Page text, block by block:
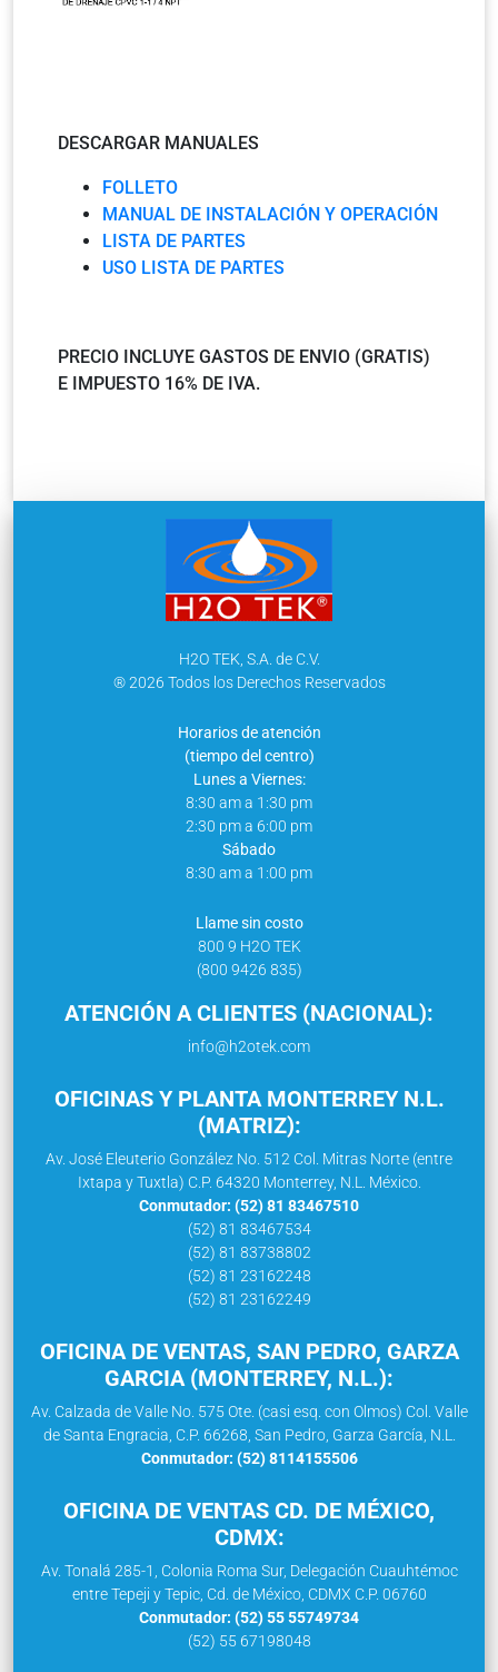
DESCARGAR MANUALES
FOLLETO
MANUAL DE INSTALACIÓN Y OPERACIÓN
LISTA DE PARTES
USO LISTA DE PARTES
PRECIO INCLUYE GASTOS DE ENVIO (GRATIS)
E IMPUESTO 16% DE IVA.
H2O TEK, S.A. de C.V.
® 2026 Todos los Derechos Reservados
Horarios de atención
(tiempo del centro)
Lunes a Viernes:
8:30 am a 1:30 pm
2:30 pm a 6:00 pm
Sábado
8:30 am a 1:00 pm
Llame sin costo
800 9 H2O TEK
(800 9426 835)
ATENCIÓN A CLIENTES (NACIONAL):
info@h2otek.com
OFICINAS Y PLANTA MONTERREY N.L.
(MATRIZ):
Av. José Eleuterio González No. 512 Col. Mitras Norte (entre
Ixtapa y Tuxtla) C.P. 64320 Monterrey, N.L. México.
Conmutador: (52) 81 83467510
(52) 81 83467534
(52) 81 83738802
(52) 81 23162248
(52) 81 23162249
OFICINA DE VENTAS, SAN PEDRO, GARZA
GARCIA (MONTERREY, N.L.):
Av. Calzada de Valle No. 575 Ote. (casi esq. con Olmos) Col. Valle
de Santa Engracia, C.P. 66268, San Pedro, Garza García, N.L.
Conmutador: (52) 8114155506
OFICINA DE VENTAS CD. DE MÉXICO,
CDMX:
Av. Tonalá 285-1, Colonia Roma Sur, Delegación Cuauhtémoc
entre Tepeji y Tepic, Cd. de México, CDMX C.P. 06760
Conmutador: (52) 55 55749734
(52) 55 67198048